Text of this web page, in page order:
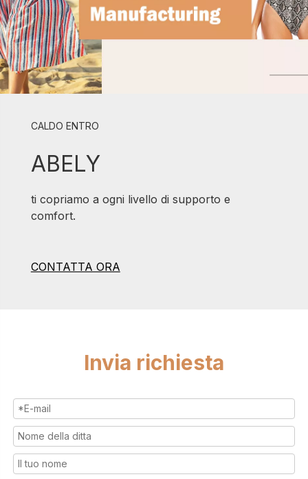
CALDO ENTRO
ABELY
ti copriamo a ogni livello di supporto e
comfort.
CONTATTA ORA
Invia richiesta